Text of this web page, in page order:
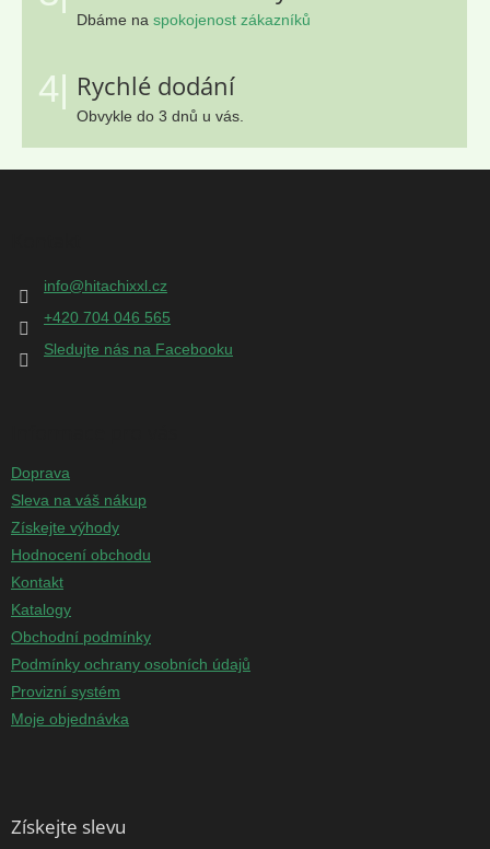
Dbáme na spokojenost zákazníků
4| Rychlé dodání
Obvykle do 3 dnů u vás.
Z
info@hitachixxl.cz
+420 704 046 565
Sledujte nás na Facebooku
Doprava
Sleva na váš nákup
Získejte výhody
Hodnocení obchodu
Kontakt
Katalogy
Obchodní podmínky
Podmínky ochrany osobních údajů
Provizní systém
Moje objednávka
Získejte slevu